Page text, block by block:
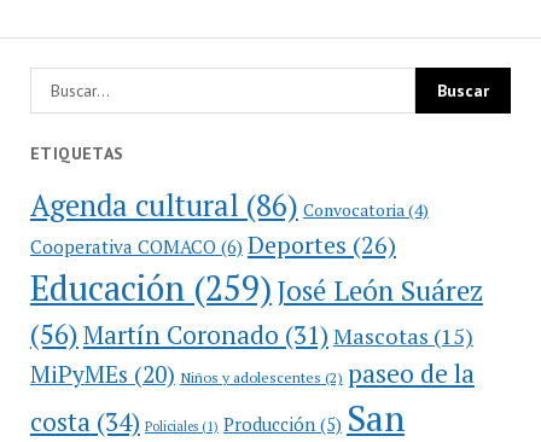
ETIQUETAS
Agenda cultural (86) Convocatoria (4)
Cooperativa COMACO(6) Deportes (26)
Educación(259)José León Suárez
(56)Martín Coronado (31) Mascotas (15)
MiPyMEs (20) Niños y adolescentes (2) paseo de la
costa(34) Policiales(1) Producción(5) San